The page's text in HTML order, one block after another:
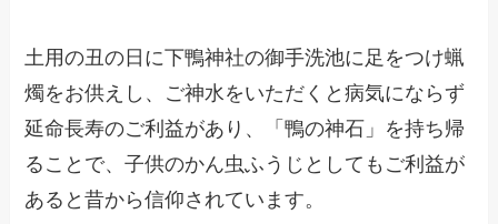
土用の丑の日に下鴨神社の御手洗池に足をつけ蝋
燭をお供えし、ご神水をいただくと病気にならず
延命長寿のご利益があり、「鴨の神石」を持ち帰
ることで、子供のかん虫ふうじとしてもご利益が
あると昔から信仰されています。